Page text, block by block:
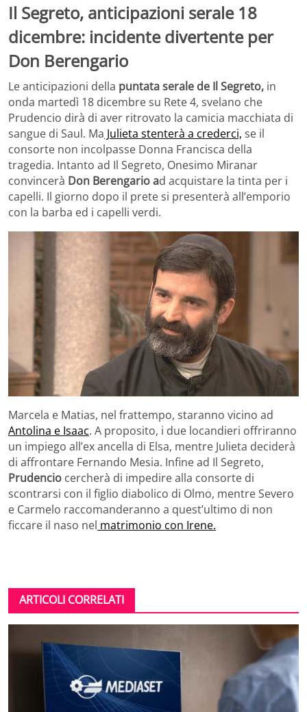
Il Segreto, anticipazioni serale 18
dicembre: incidente divertente per
Don Berengario
Le anticipazioni della puntata serale de Il Segreto, in
onda martedì 18 dicembre su Rete 4, svelano che
Prudencio dirà di aver ritrovato la camicia macchiata di
sangue di Saul. Ma Julieta stenterà a crederci, se il
consorte non incolpasse Donna Francisca della
tragedia. Intanto ad Il Segreto, Onesimo Miranar
convincerà Don Berengario ad acquistare la tinta per i
capelli. Il giorno dopo il prete si presenterà all’emporio
con la barba ed i capelli verdi.
Marcela e Matias, nel frattempo, staranno vicino ad
Antolina e Isaac. A proposito, i due locandieri offriranno
un impiego all’ex ancella di Elsa, mentre Julieta deciderà
di affrontare Fernando Mesia. Infine ad Il Segreto,
Prudencio cercherà di impedire alla consorte di
scontrarsi con il figlio diabolico di Olmo, mentre Severo
e Carmelo raccomanderanno a quest’ultimo di non
ficcare il naso nel matrimonio con Irene.
ARTICOLI CORRELATI